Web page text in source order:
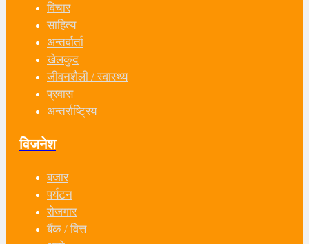
विचार
साहित्य
अन्तर्वार्ता
खेलकुद
जीवनशैली / स्वास्थ्य
प्रवास
अन्तर्राष्ट्रिय
विजनेश
बजार
पर्यटन
रोजगार
बैंक / वित्त